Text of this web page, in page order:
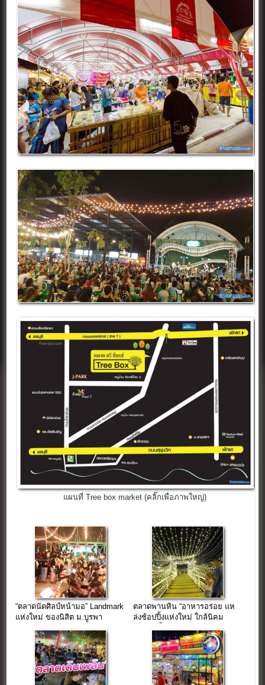
แผนที่ Tree box market (คลิ๊กเพื่อภาพใหญ่)
“ตลาดนัดศิลป์หน้ามอ” Landmark
แห่งใหม่ ของนิสิต ม.บูรพา
ตลาดพานหิน “อาหารอร่อย แห
ล่งช้อปปิ้งแห่งใหม่ ใกล้นิคม